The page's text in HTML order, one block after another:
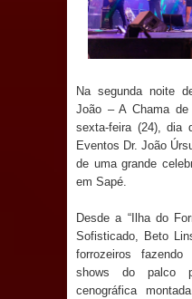
Anjos
O
aborda de
jurídico
Prefeitura
campanha
Na segunda noite
João – A Chama de
sexta-feira (24), dia
Eventos Dr. João
de uma grande
em Sapé.
Desde a “Ilha do
Sofisticado, Beto
forrozeiros
shows do palco
cenográfica